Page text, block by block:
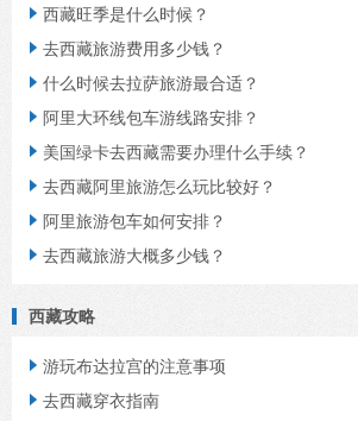
 西藏旺季是什么时候？
 去西藏旅游费用多少钱？
 什么时候去拉萨旅游最合适？
 阿里大环线包车游线路安排？
 美国绿卡去西藏需要办理什么手续？
 去西藏阿里旅游怎么玩比较好？
 阿里旅游包车如何安排？
 去西藏旅游大概多少钱？
西藏攻略
 游玩布达拉宫的注意事项
 去西藏穿衣指南